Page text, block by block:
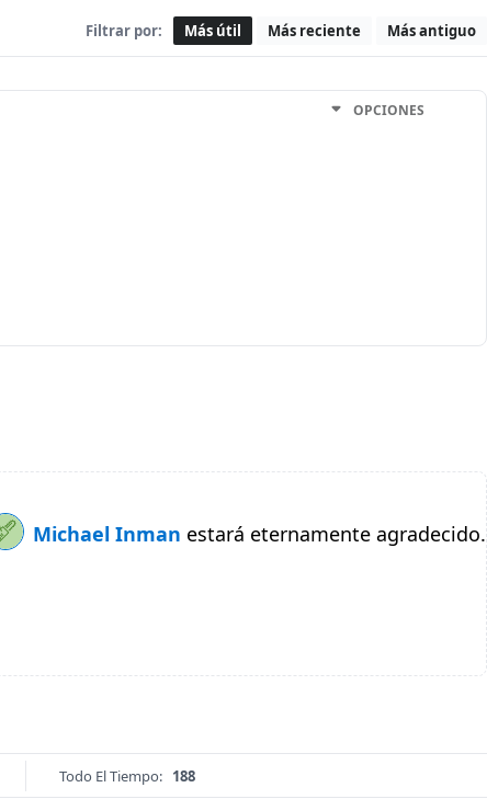
Filtrar por: Más útil Más reciente Más antiguo
OPCIONES
Michael Inman estará eternamente agradecido.
Todo El Tiempo: 188